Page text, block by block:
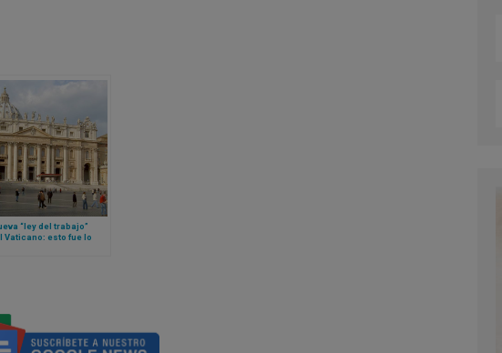
“ley del trabajo”
Vaticano: esto fue lo